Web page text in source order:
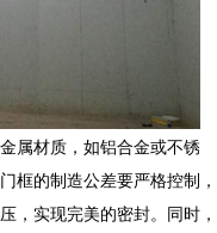
属材质，如铝合金或不锈
框的制造公差要严格控制，
，实现完美的密封。同时，